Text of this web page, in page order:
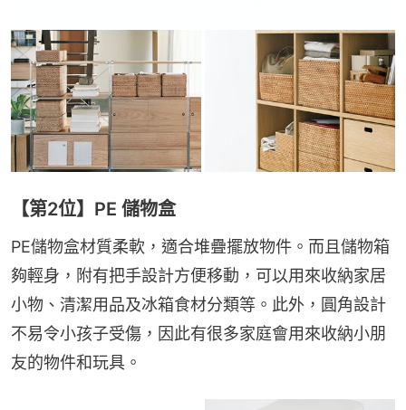
【第2位】PE 儲物盒
PE儲物盒材質柔軟，適合堆疊擺放物件。而且儲物箱
夠輕身，附有把手設計方便移動，可以用來收納家居
小物、清潔用品及冰箱食材分類等。此外，圓角設計
不易令小孩子受傷，因此有很多家庭會用來收納小朋
友的物件和玩具。